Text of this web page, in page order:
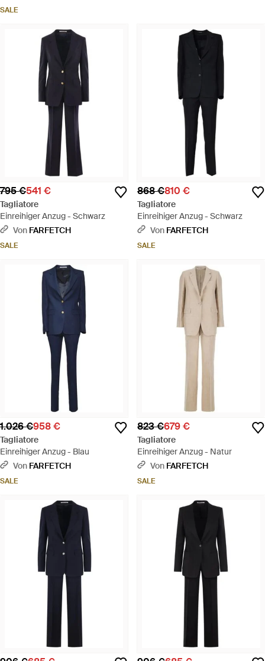
SALE
795 €541 €
Tagliatore
Einreihiger Anzug - Schwarz
Von FARFETCH
SALE
868 €810 €
Tagliatore
Einreihiger Anzug - Schwarz
Von FARFETCH
SALE
1.026 €958 €
Tagliatore
Einreihiger Anzug - Blau
Von FARFETCH
SALE
823 €679 €
Tagliatore
Einreihiger Anzug - Natur
Von FARFETCH
SALE